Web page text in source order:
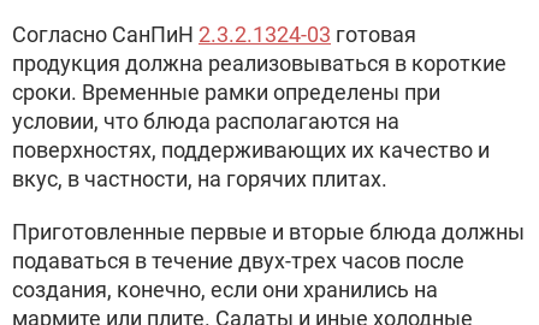
Согласно СанПиН 2.3.2.1324-03 готовая
продукция должна реализовываться в короткие
сроки. Временные рамки определены при
условии, что блюда располагаются на
поверхностях, поддерживающих их качество и
вкус, в частности, на горячих плитах.
Приготовленные первые и вторые блюда должны
подаваться в течение двух-трех часов после
создания, конечно, если они хранились на
мармите или плите. Салаты и иные холодные